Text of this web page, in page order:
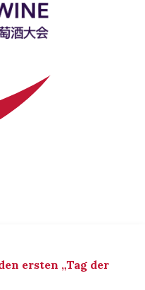
ersten „Tag der